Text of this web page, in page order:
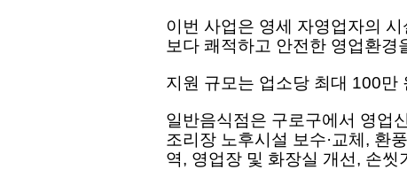
이번 사업은 영세 자영업자의
보다 쾌적하고 안전한 영업환경
지원 규모는 업소당 최대 100만
일반음식점은 구로구에서 영업
조리장 노후시설 보수·교체, 환
역, 영업장 및 화장실 개선, 손씻